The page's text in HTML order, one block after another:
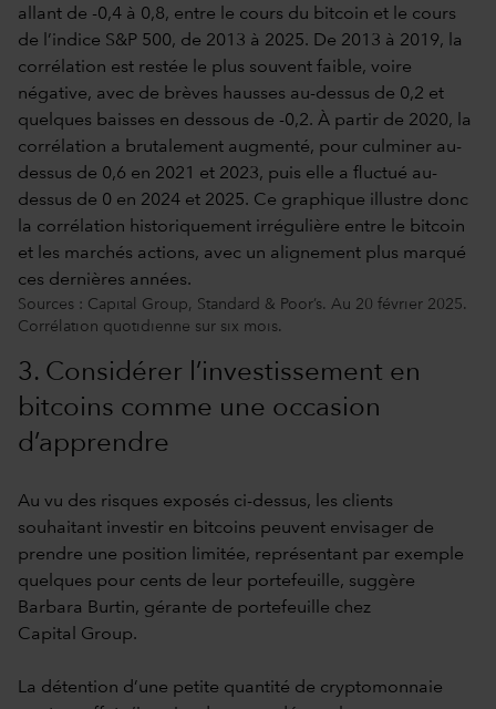
Sources : Capital Group, Standard & Poor’s. Au 20 février 2025.
Corrélation quotidienne sur six mois.
3. Considérer l’investissement en
bitcoins comme une occasion
d’apprendre
Au vu des risques exposés ci-dessus, les clients
souhaitant investir en bitcoins peuvent envisager de
prendre une position limitée, représentant par exemple
quelques pour cents de leur portefeuille, suggère
Barbara Burtin, gérante de portefeuille chez
Capital Group.
La détention d’une petite quantité de cryptomonnaie